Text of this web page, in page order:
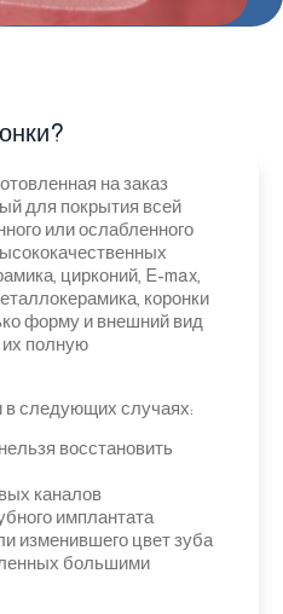
на заказ
для покрытия всей
или ослабленного
цирконий, E-max,
коронки
форму и внешний вид
их полную
следующих случаях:
восстановить
каналов
имплантата
изменившего цвет зуба
большими